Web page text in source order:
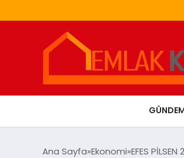
Ana Sayfa Ekonomi EFES